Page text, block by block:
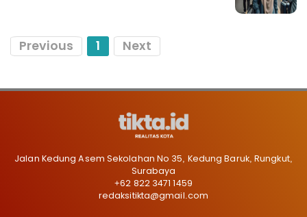
Previous 1 Next
Jalan Kedung Asem Sekolahan No 35, Kedung Baruk, Rungkut,
Surabaya
+62 822 3471 1459
redaksitikta@gmail.com